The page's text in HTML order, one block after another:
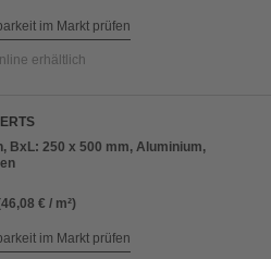
im Markt prüfen
erhältlich
BxL: 250 x 500 mm, Aluminium,
€ / m²)
im Markt prüfen